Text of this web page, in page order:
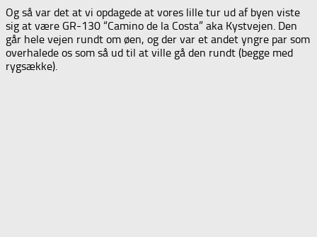
Og så var det at vi opdagede at vores lille tur ud af byen viste
sig at være GR-130 “Camino de la Costa” aka Kystvejen. Den
går hele vejen rundt om øen, og der var et andet yngre par som
overhalede os som så ud til at ville gå den rundt (begge med
rygsække).